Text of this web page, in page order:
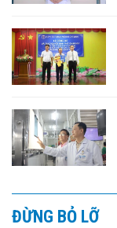
ĐỪNG BỎ LỠ